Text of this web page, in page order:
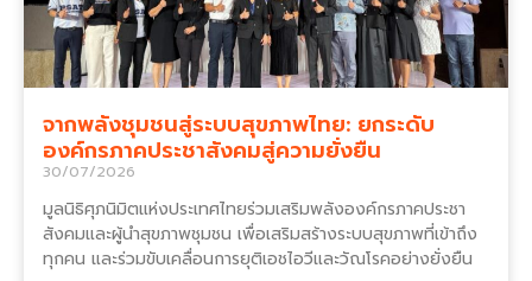
จากพลังชุมชนสู่ระบบสุขภาพไทย: ยกระดับ
องค์กรภาคประชาสังคมสู่ความยั่งยืน
30/07/2026
มูลนิธิศุภนิมิตแห่งประเทศไทยร่วมเสริมพลังองค์กรภาคประชา
สังคมและผู้นำสุขภาพชุมชน เพื่อเสริมสร้างระบบสุขภาพที่เข้าถึง
ทุกคน และร่วมขับเคลื่อนการยุติเอชไอวีและวัณโรคอย่างยั่งยืน